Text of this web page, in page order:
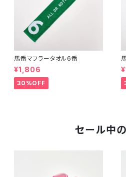
馬番マフラータオル6番
¥1,806
30%OFF
セール中